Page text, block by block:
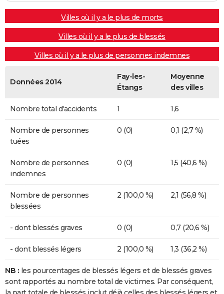
Villes où il y a le plus de morts
Villes où il y a le plus de blessés
Villes où il y a le plus de personnes indemnes
Données 2014
Fay-les-
Étangs
Moyenne
des villes
Nombre total d'accidents 1 1,6
Nombre de personnes
tuées
0 (0) 0,1 (2,7 %)
Nombre de personnes
indemnes
0 (0) 1,5 (40,6 %)
Nombre de personnes
blessées
2 (100,0 %) 2,1 (56,8 %)
- dont blessés graves 0 (0) 0,7 (20,6 %)
- dont blessés légers 2 (100,0 %) 1,3 (36,2 %)
NB : les pourcentages de blessés légers et de blessés graves
sont rapportés au nombre total de victimes. Par conséquent,